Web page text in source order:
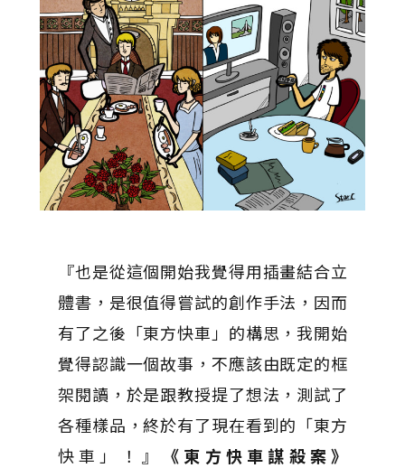
『也是從這個開始我覺得用插畫結合立
體書，是很值得嘗試的創作手法，因而
有了之後「東方快車」的構思，我開始
覺得認識一個故事，不應該由既定的框
架閱讀，於是跟教授提了想法，測試了
各種樣品，終於有了現在看到的「東方
快車」！』
《東方快車謀殺案》